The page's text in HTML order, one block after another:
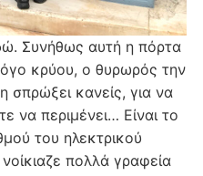
Συνήθως αυτή η πόρτα
κρύου, ο θυρωρός την
σπρώξει κανείς, για να
να περιμένει… Είναι το
του ηλεκτρικού
πολλά γραφεία